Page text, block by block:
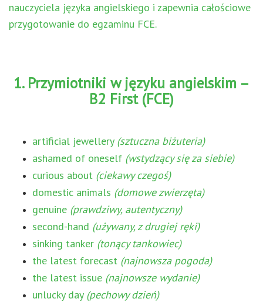
nauczyciela języka angielskiego i zapewnia całościowe
przygotowanie do egzaminu FCE.
1. Przymiotniki w języku angielskim –
B2 First (FCE)
artificial jewellery (sztuczna biżuteria)
ashamed of oneself (wstydzący się za siebie)
curious about (ciekawy czegoś)
domestic animals (domowe zwierzęta)
genuine (prawdziwy, autentyczny)
second-hand (używany, z drugiej ręki)
sinking tanker (tonący tankowiec)
the latest forecast (najnowsza pogoda)
the latest issue (najnowsze wydanie)
unlucky day (pechowy dzień)